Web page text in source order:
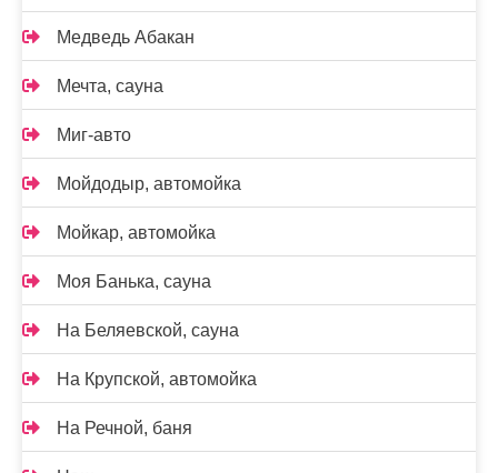
Медведь Абакан
Мечта, сауна
Миг-авто
Мойдодыр, автомойка
Мойкар, автомойка
Моя Банька, сауна
На Беляевской, сауна
На Крупской, автомойка
На Речной, баня